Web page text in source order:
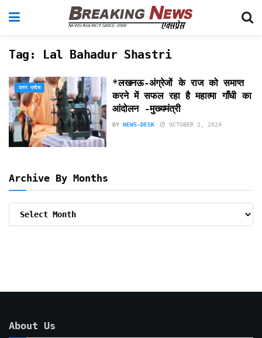
Tag: Lal Bahadur Shastri
उत्तर प्रदेश
*लखनऊ-अंग्रेजों के राज को समाप्त
करने में सफल रहा है महात्मा गाँधी का
आंदोलन -मुख्यमंत्री
BY NEWS-DESK OCTOBER 2, 2024
Archive By Months
About Us